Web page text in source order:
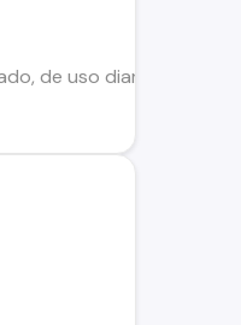
de uso diario A